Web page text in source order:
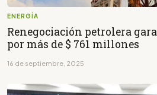
ENERGÍA
Renegociación petrolera
por más de $ 761 millones
16 de septiembre, 2025